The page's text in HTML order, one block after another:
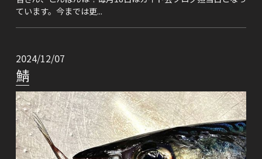
ています。今までは更...
2024/12/07
鯖